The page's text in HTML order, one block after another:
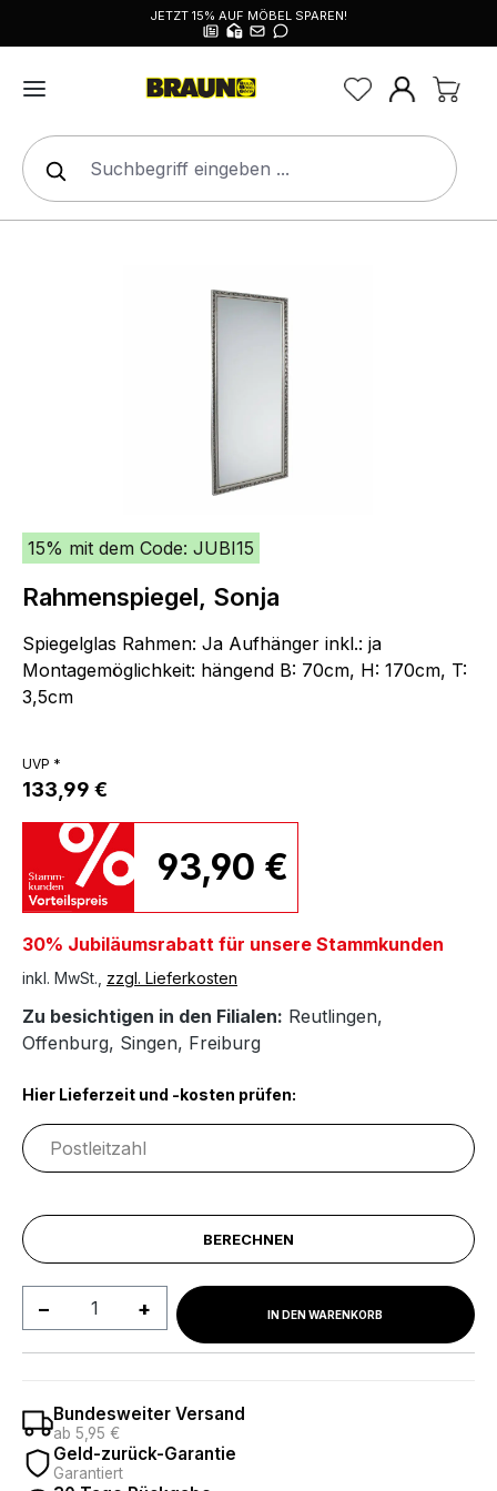
JETZT 15% AUF MÖBEL SPAREN!
15% mit dem Code: JUBI15
Rahmenspiegel, Sonja
Spiegelglas Rahmen: Ja Aufhänger inkl.: ja
Montagemöglichkeit: hängend B: 70cm, H: 170cm, T:
3,5cm
UVP *
133,99 €
93,90 €
30% Jubiläumsrabatt für unsere Stammkunden
inkl. MwSt., zzgl. Lieferkosten
Zu besichtigen in den Filialen: Reutlingen,
Offenburg, Singen, Freiburg
Hier Lieferzeit und -kosten prüfen:
BERECHNEN
Produkt Anzahl: Gib denIN DEN WARENKORB
Bundesweiter Versand
ab 5,95 €
Geld-zurück-Garantie
Garantiert